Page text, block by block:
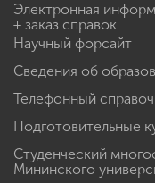
Электронная
+ заказ справок
Научный форсайт
Сведения об
Телефонный
Подготовительные
Студенческий
Мининского